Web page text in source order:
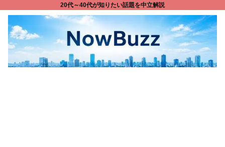
20代～40代が知りたい話題を中立解説